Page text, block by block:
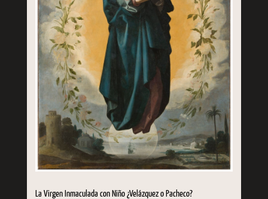
La Virgen Inmaculada con Niño ¿Velázquez o Pacheco?